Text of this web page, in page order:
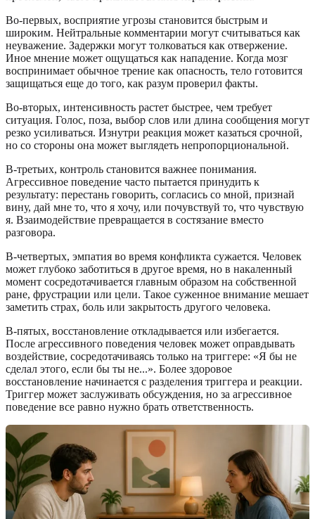
Во-первых, восприятие угрозы становится быстрым и
широким. Нейтральные комментарии могут считываться как
неуважение. Задержки могут толковаться как отвержение.
Иное мнение может ощущаться как нападение. Когда мозг
воспринимает обычное трение как опасность, тело готовится
защищаться еще до того, как разум проверил факты.
Во-вторых, интенсивность растет быстрее, чем требует
ситуация. Голос, поза, выбор слов или длина сообщения могут
резко усиливаться. Изнутри реакция может казаться срочной,
но со стороны она может выглядеть непропорциональной.
В-третьих, контроль становится важнее понимания.
Агрессивное поведение часто пытается принудить к
результату: перестань говорить, согласись со мной, признай
вину, дай мне то, что я хочу, или почувствуй то, что чувствую
я. Взаимодействие превращается в состязание вместо
разговора.
В-четвертых, эмпатия во время конфликта сужается. Человек
может глубоко заботиться в другое время, но в накаленный
момент сосредотачивается главным образом на собственной
ране, фрустрации или цели. Такое суженное внимание мешает
заметить страх, боль или закрытость другого человека.
В-пятых, восстановление откладывается или избегается.
После агрессивного поведения человек может оправдывать
воздействие, сосредотачиваясь только на триггере: «Я бы не
сделал этого, если бы ты не...». Более здоровое
восстановление начинается с разделения триггера и реакции.
Триггер может заслуживать обсуждения, но за агрессивное
поведение все равно нужно брать ответственность.